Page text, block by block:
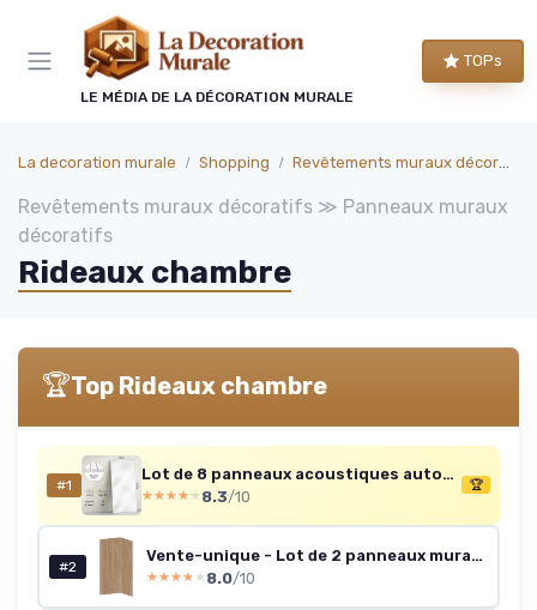
LE MÉDIA DE LA DÉCORATION MURALE
TOPs
La decoration murale Shopping Revêtements muraux décoratifs
Revêtements muraux décoratifs ≫ Panneaux muraux
décoratifs
Rideaux chambre
🏆Top Rideaux chambre
#1
Lot de 8 panneaux acoustiques autocollants 120x60x0,9 cm — Blanc (5,76 m²)
★★★★★
★★★★★ 8.3/10
🏆
#2
Vente-unique - Lot de 2 panneaux muraux de douche effet bois en aluminium avec profilés - L90 x L120 x H210 cm - ENEKO
★★★★★
★★★★★ 8.0/10
Panneau de gestion des cookies